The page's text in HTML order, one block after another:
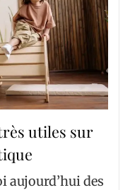
utiles sur
aujourd’hui des